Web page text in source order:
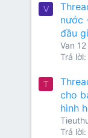
V
nước
đầu
Van 12
Trả lời:
T
cho
hình
Trả lời: